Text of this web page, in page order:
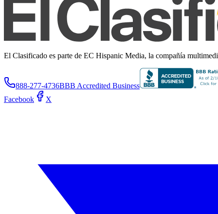
El Clasificado es parte de EC Hispanic Media, la compañía
888-277-4736BBB Accredited Business
Facebook
X